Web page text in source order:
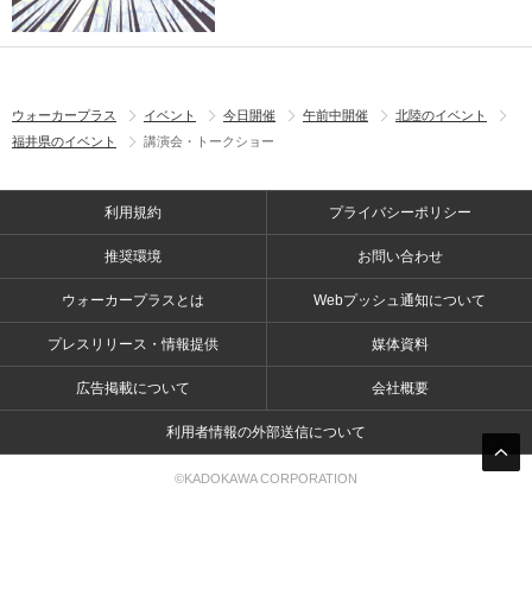
ウォーカープラス イベント 今日開催 午前中開催
北陸のイベント
福井県のイベント
講演会・トークショー
利用規約 プライバシーポリシー
推奨環境 お問い合わせ
ウォーカープラスとは Webプッシュ通知について
プレスリリース・情報提供 媒体資料
広告掲載について 会社概要
利用者情報の外部送信について
©KADOKAWA CORPORATION